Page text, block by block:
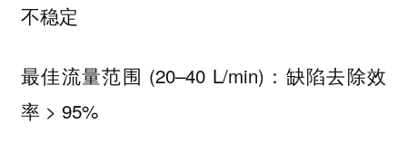
不稳定
最佳流量范围 (20–40 L/min)：缺陷去除效
率 > 95%